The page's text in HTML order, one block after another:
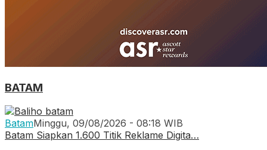
BATAM
BatamMinggu, 09/08/2026 - 08:18 WIB
Batam Siapkan 1.600 Titik Reklame Digita…